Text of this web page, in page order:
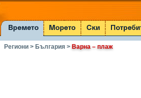
Региони > България>Варна – плаж